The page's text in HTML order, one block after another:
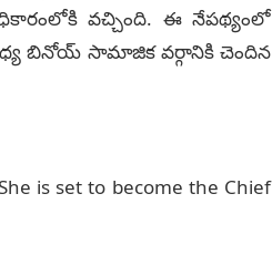
వచ్చింది. ఈ నేపథ్యంలో
బినోయ్‌ సామాజిక వర్గానికి చెందిన
is set to become the Chief